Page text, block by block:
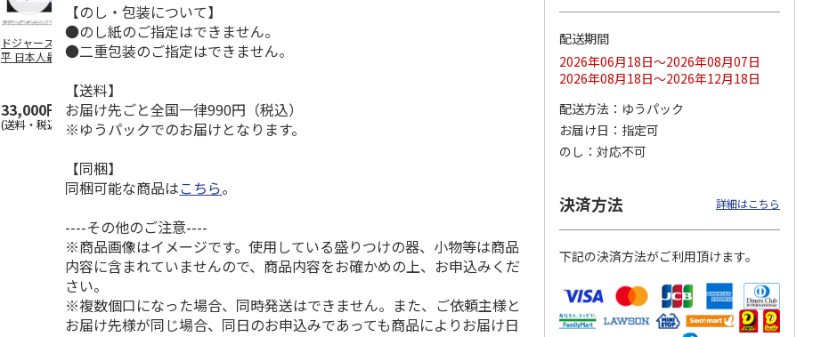
ドジャース 大谷翔
平 日本人最多53試
33,000円
(送料・税込)
MLB ドジャース 大
谷翔平 2026 NL 3・
33,000円
(送料・税込)
ドジャース 大谷翔
平 日本人最多53試
9,900円
(送料・税込)
ドジャース 大谷翔
平 日本人最多53試
合連続出塁記念 シ
ル…
17,000円
(送料・税込)
谷翔平 2026 NL 3・
4月投手…
【のし・包装について】
●のし紙のご指定はできません。
●二重包装のご指定はできません。
【送料】
お届け先ごと全国一律990円（税込）
※ゆうパックでのお届けとなります。
【同梱】
同梱可能な商品はこちら。
----その他のご注意----
※商品画像はイメージです。使用している盛りつけの器、小物等は商品
内容に含まれていませんので、商品内容をお確かめの上、お申込みくだ
さい。
※複数個口になった場合、同時発送はできません。また、ご依頼主様と
お届け先様が同じ場合、同日のお申込みであっても商品によりお届け日
配送期間
2026年06月18日～2026年08月07日
2026年08月18日～2026年12月18日
配送方法
ゆうパック
お届け日
指定可
のし
対応不可
決済方法 詳細はこちら
下記の決済方法がご利用頂けます。